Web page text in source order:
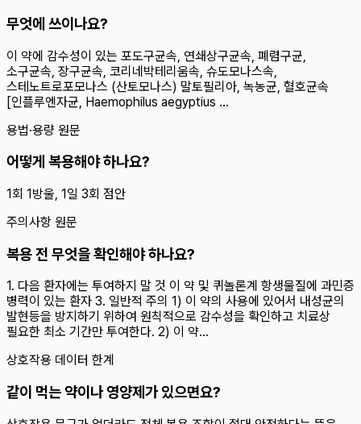
무엇에 쓰이나요?
이 약에 감수성이 있는 포도구균속, 연쇄상구균속, 폐렴구균,
소구균속, 장구균속, 코리네박테리움속, 슈도모나스속,
스테노트로포모나스 (산토모나스) 말토필리아, 녹농균, 혈호균속
[인플루엔자균, Haemophilus aegyptius ...
용법·용량 원문
어떻게 복용해야 하나요?
1회 1방울, 1일 3회 점안
주의사항 원문
복용 전 무엇을 확인해야 하나요?
1. 다음 환자에는 투여하지 말 것 이 약 및 퀴놀론계 항생물질에 과민증
병력이 있는 환자 3. 일반적 주의 1) 이 약의 사용에 있어서 내성균의
발현등을 방지하기 위하여 원칙적으로 감수성을 확인하고 치료상
필요한 최소 기간만 투여한다. 2) 이 약...
상호작용 데이터 한계
같이 먹는 약이나 영양제가 있으면요?